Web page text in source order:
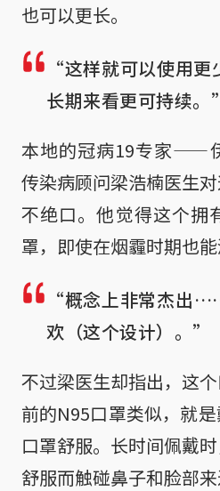
也可以更长。
“这样就可以使用更
长期来看更可持续。”
本地的冠病19专家——
传染病顾问梁浩楠医生
不绝口。他觉得这个拥
罩，即使在烟霾时期也能
“概念上非常杰出
欢（这个设计）。”
不过梁医生却指出，这
前的N95口罩类似，就
口罩舒服。长时间佩戴
舒服而触碰鼻子和脸部